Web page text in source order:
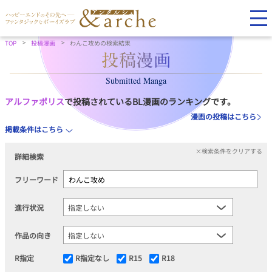
TOP 投稿漫画 わんこ攻めの検索結果
Submitted Manga
アルファポリスで投稿されているBL漫画のランキングです。
漫画の投稿はこちら
掲載条件はこちら
詳細検索
×検索条件をクリアする
フリーワード
進行状況
作品の向き
R指定 R指定なし R15 R18